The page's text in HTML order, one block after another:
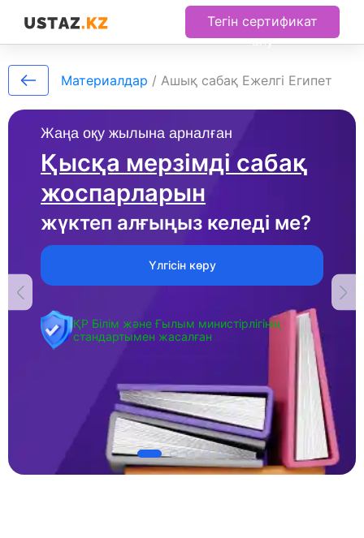
Тегін сертификат
алу
Жаңа оқу жылына арналған
Қысқа мерзімді сабақ
жоспарларын
жүктеп алғыңыз келеді ме?
Үлгісін көру
ҚР Білім және Ғылым министірлігінің
стандартымен жасалған
Материалдар / Ашық сабақ Ежелгі Египет